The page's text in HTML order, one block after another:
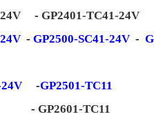
- GP2401-TC41-24V
- GP2500-SC41-24V -
-GP2501-TC11
- GP2601-TC11